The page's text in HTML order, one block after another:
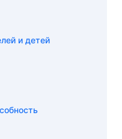
и детей